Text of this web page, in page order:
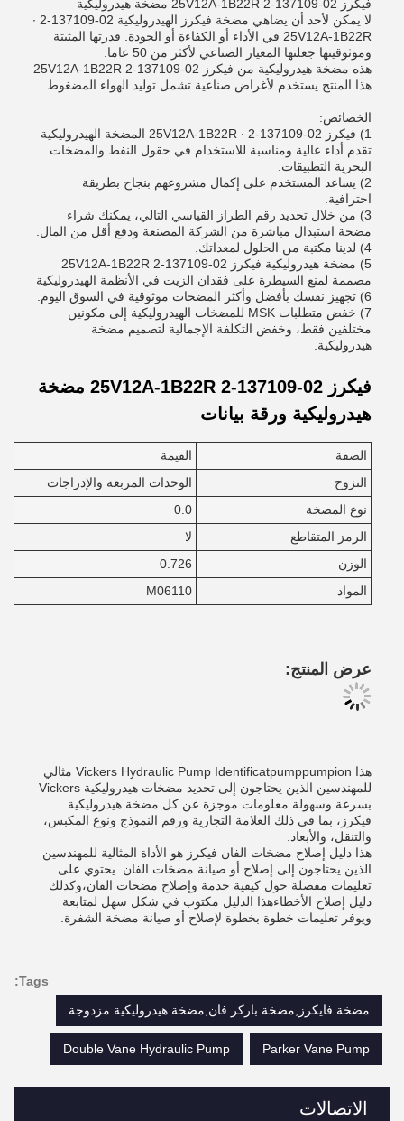
الاتصالات
فيكرز 02-137109-2 25V12A-1B22R مضخة هيدروليكية
لا يمكن لأحد أن يضاهي مضخة فيكرز الهيدروليكية 02-137109-2 ∙
25V12A-1B22R في الأداء أو الكفاءة أو الجودة. قدرتها المثبتة
وموثوقيتها جعلتها المعيار الصناعي لأكثر من 50 عاما.
هذه مضخة هيدروليكية من فيكرز 02-137109-2 25V12A-1B22R
هذا المنتج يستخدم لأغراض صناعية تشمل توليد الهواء المضغوط
الخصائص:
1) فيكرز 02-137109-2 ∙ 25V12A-1B22R المضخة الهيدروليكية
تقدم أداء عالية ومناسبة للاستخدام في حقول النفط والمضخات
البحرية التطبيقات.
2) يساعد المستخدم على إكمال مشروعهم بنجاح بطريقة
احترافية.
3) من خلال تحديد رقم الطراز القياسي التالي، يمكنك شراء
مضخة استبدال مباشرة من الشركة المصنعة ودفع أقل من المال.
4) لدينا مكتبة من الحلول لمعداتك.
5) مضخة هيدروليكية فيكرز 02-137109-2 25V12A-1B22R
مصممة لمنع السيطرة على فقدان الزيت في الأنظمة الهيدروليكية
6) تجهيز نفسك بأفضل وأكثر المضخات موثوقية في السوق اليوم.
7) خفض متطلبات MSK للمضخات الهيدروليكية إلى مكونين
مختلفين فقط، وخفض التكلفة الإجمالية لتصميم مضخة
هيدروليكية.
فيكرز 02-137109-2 25V12A-1B22R مضخة
هيدروليكية ورقة بيانات
الصفة
القيمة
النزوح
الوحدات المربعة والإدراجات
نوع المضخة
0.0
الرمز المتقاطع
لا
الوزن
0.726
المواد
M06110
عرض المنتج:
هذا Vickers Hydraulic Pump Identificatpumppumpion مثالي
للمهندسين الذين يحتاجون إلى تحديد مضخات هيدروليكية Vickers
بسرعة وسهولة.معلومات موجزة عن كل مضخة هيدروليكية
فيكرز، بما في ذلك العلامة التجارية ورقم النموذج ونوع المكبس،
والتنقل، والأبعاد.
هذا دليل إصلاح مضخات الفان فيكرز هو الأداة المثالية للمهندسين
الذين يحتاجون إلى إصلاح أو صيانة مضخات الفان. يحتوي على
تعليمات مفصلة حول كيفية خدمة وإصلاح مضخات الفان،وكذلك
دليل إصلاح الأخطاءهذا الدليل مكتوب في شكل سهل لمتابعة
ويوفر تعليمات خطوة بخطوة لإصلاح أو صيانة مضخة الشفرة.
Tags:
مضخة فايكرز,مضخة باركر فان,مضخة هيدروليكية مزدوجة
Parker Vane Pump
Double Vane Hydraulic Pump